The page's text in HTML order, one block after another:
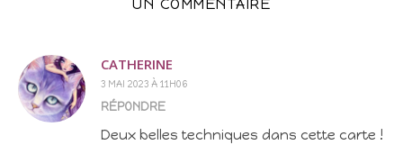
UN COMMENTAIRE
CATHERINE
3 MAI 2023 À 11H06
RÉPONDRE
Deux belles techniques dans cette carte !